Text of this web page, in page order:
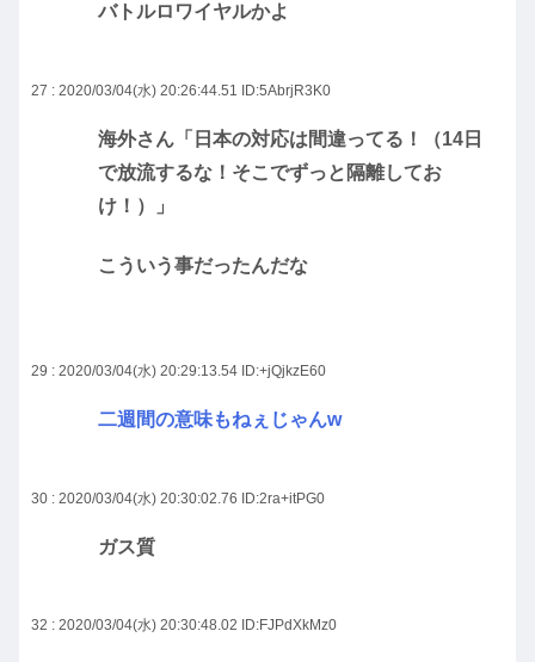
バトルロワイヤルかよ
27 : 2020/03/04(水) 20:26:44.51 ID:5AbrjR3K0
海外さん「日本の対応は間違ってる！（14日
で放流するな！そこでずっと隔離してお
け！）」
こういう事だったんだな
29 : 2020/03/04(水) 20:29:13.54 ID:+jQjkzE60
二週間の意味もねぇじゃんw
30 : 2020/03/04(水) 20:30:02.76 ID:2ra+itPG0
ガス質
32 : 2020/03/04(水) 20:30:48.02 ID:FJPdXkMz0